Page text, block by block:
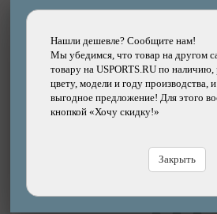
Нашли дешевле? Сообщите нам!
Мы убедимся, что товар на другом
товару на USPORTS.RU по наличию,
цвету, модели и году производства,
выгодное предложение! Для этого
кнопкой «Хочу скидку!»
Закрыть
Подробнее
механический индикатор
Бренд: KMC
Цена: 1490р.